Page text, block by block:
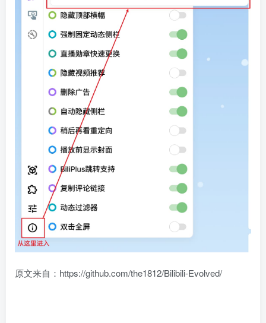
原文来自：https://github.com/the1812/Bilibili-Evolved/